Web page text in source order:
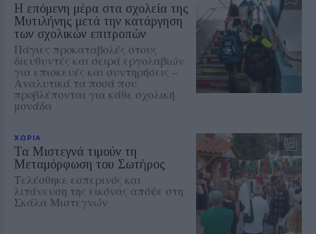
Η επόμενη μέρα στα σχολεία της
Μυτιλήνης μετά την κατάργηση
των σχολικών επιτροπών
Πάγιες προκαταβολές στους
διευθυντές και σειρά εργολαβιών
για επισκευές και συντηρήσεις –
Αναλυτικά τα ποσά που
προβλέπονται για κάθε σχολική
μονάδα
ΧΩΡΙΑ
Τα Μιστεγνά τιμούν τη
Μεταμόρφωση του Σωτήρος
Τελέσθηκε εσπερινός και
λιτάνευση της εικόνας απόψε στη
Σκάλα Μιστεγνών